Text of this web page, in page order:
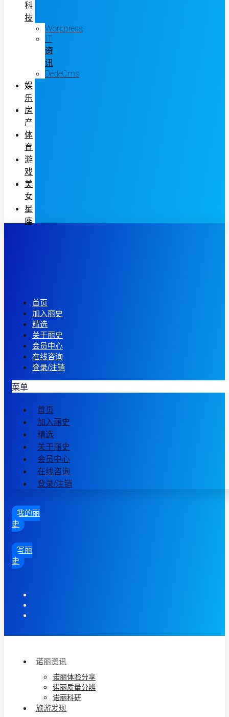
科
技
Wordpress
IT
资
讯
DedeCms
娱
乐
房
产
体
育
游
戏
美
女
星
座
首页
加入丽史
精选
关于丽史
会员中心
在线咨询
登录/注销
菜单
首页
加入丽史
精选
关于丽史
会员中心
在线咨询
登录/注销
我的丽
史
写丽
史
诺丽资讯
诺丽体验分享
诺丽质量分辨
诺丽科研
旅游发现